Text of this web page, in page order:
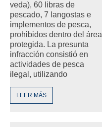
veda), 60 libras de
pescado, 7 langostas e
implementos de pesca,
prohibidos dentro del área
protegida. La presunta
infracción consistió en
actividades de pesca
ilegal, utilizando
LEER MÁS